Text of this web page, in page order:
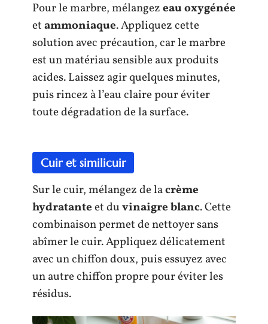
Pour le marbre, mélangezeau oxygénée
etammoniaque. Appliquez cette
solution avec précaution, car le marbre
est un matériau sensible aux produits
acides. Laissez agir quelques minutes,
puis rincez à l’eau claire pour éviter
toute dégradation de la surface.
Cuir et similicuir
Sur le cuir, mélangez de lacrème
hydratanteet duvinaigre blanc. Cette
combinaison permet de nettoyer sans
abîmer le cuir. Appliquez délicatement
avec un chiffon doux, puis essuyez avec
un autre chiffon propre pour éviter les
résidus.